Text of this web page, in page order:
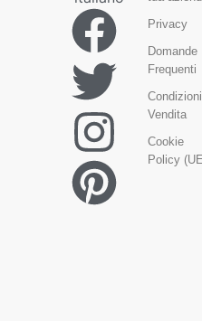
Privacy
Domande
Frequenti
Vendita
Cookie
Policy